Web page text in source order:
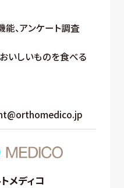
能、アンケート調査
おいしいものを食べる
メディコ